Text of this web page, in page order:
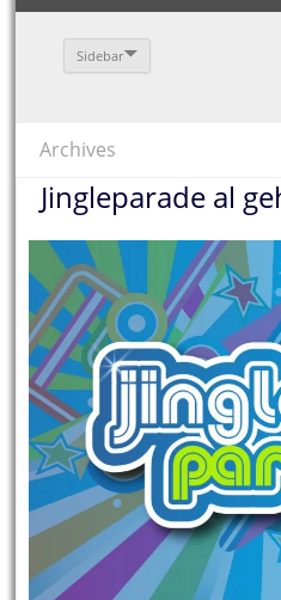
Sidebar
Archives
Jingleparade al